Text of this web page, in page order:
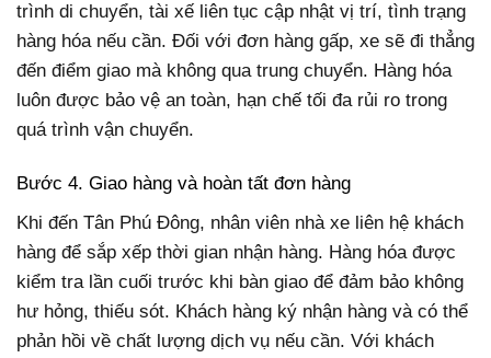
trình di chuyển, tài xế liên tục cập nhật vị trí, tình trạng
hàng hóa nếu cần. Đối với đơn hàng gấp, xe sẽ đi thẳng
đến điểm giao mà không qua trung chuyển. Hàng hóa
luôn được bảo vệ an toàn, hạn chế tối đa rủi ro trong
quá trình vận chuyển.
Bước 4. Giao hàng và hoàn tất đơn hàng
Khi đến Tân Phú Đông, nhân viên nhà xe liên hệ khách
hàng để sắp xếp thời gian nhận hàng. Hàng hóa được
kiểm tra lần cuối trước khi bàn giao để đảm bảo không
hư hỏng, thiếu sót. Khách hàng ký nhận hàng và có thể
phản hồi về chất lượng dịch vụ nếu cần. Với khách